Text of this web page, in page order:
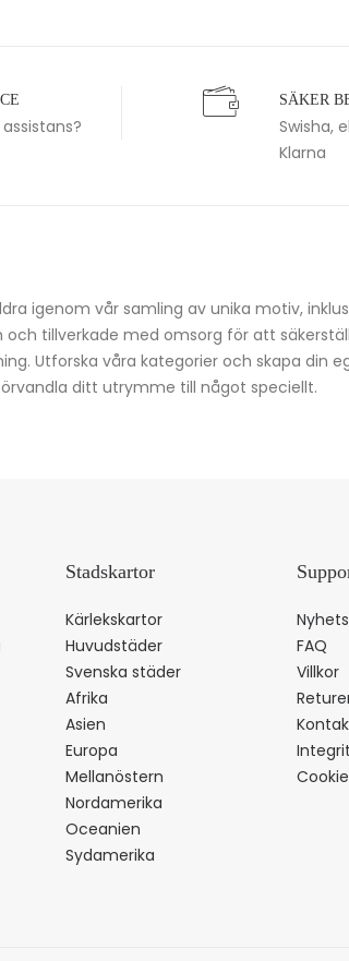
SÄKER
Swisha,
Klarna
igenom vår samling av unika motiv,
tillverkade med omsorg för att
Utforska våra kategorier och skapa din
ditt utrymme till något speciellt.
Stadskartor
Kärlekskartor
Huvudstäder
Svenska städer
Afrika
Asien
Europa
Mellanöstern
Nordamerika
Oceanien
Sydamerika
FAQ
Villkor